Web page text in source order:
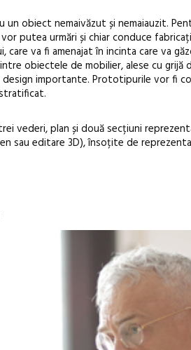
obiect nemaivăzut și nemaiauzit.
putea urmări și chiar conduce
va fi amenajat în incinta care va
obiectele de mobilier, alese cu
importante. Prototipurile vor fi
vederi, plan și două secțiuni
sau editare 3D), însoțite de